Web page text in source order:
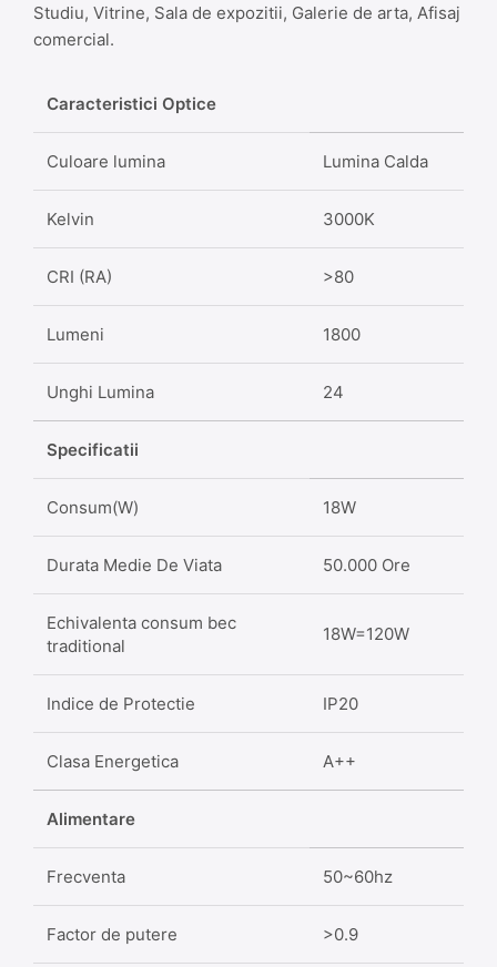
Studiu, Vitrine, Sala de expozitii, Galerie de arta, Afisaj
comercial.
Caracteristici Optice
Culoare lumina Lumina Calda
Kelvin 3000K
CRI (RA) >80
Lumeni 1800
Unghi Lumina 24
Specificatii
Consum(W) 18W
Durata Medie De Viata 50.000 Ore
Echivalenta consum bec
traditional
18W=120W
Indice de Protectie IP20
Clasa Energetica A++
Alimentare
Frecventa 50~60hz
Factor de putere >0.9